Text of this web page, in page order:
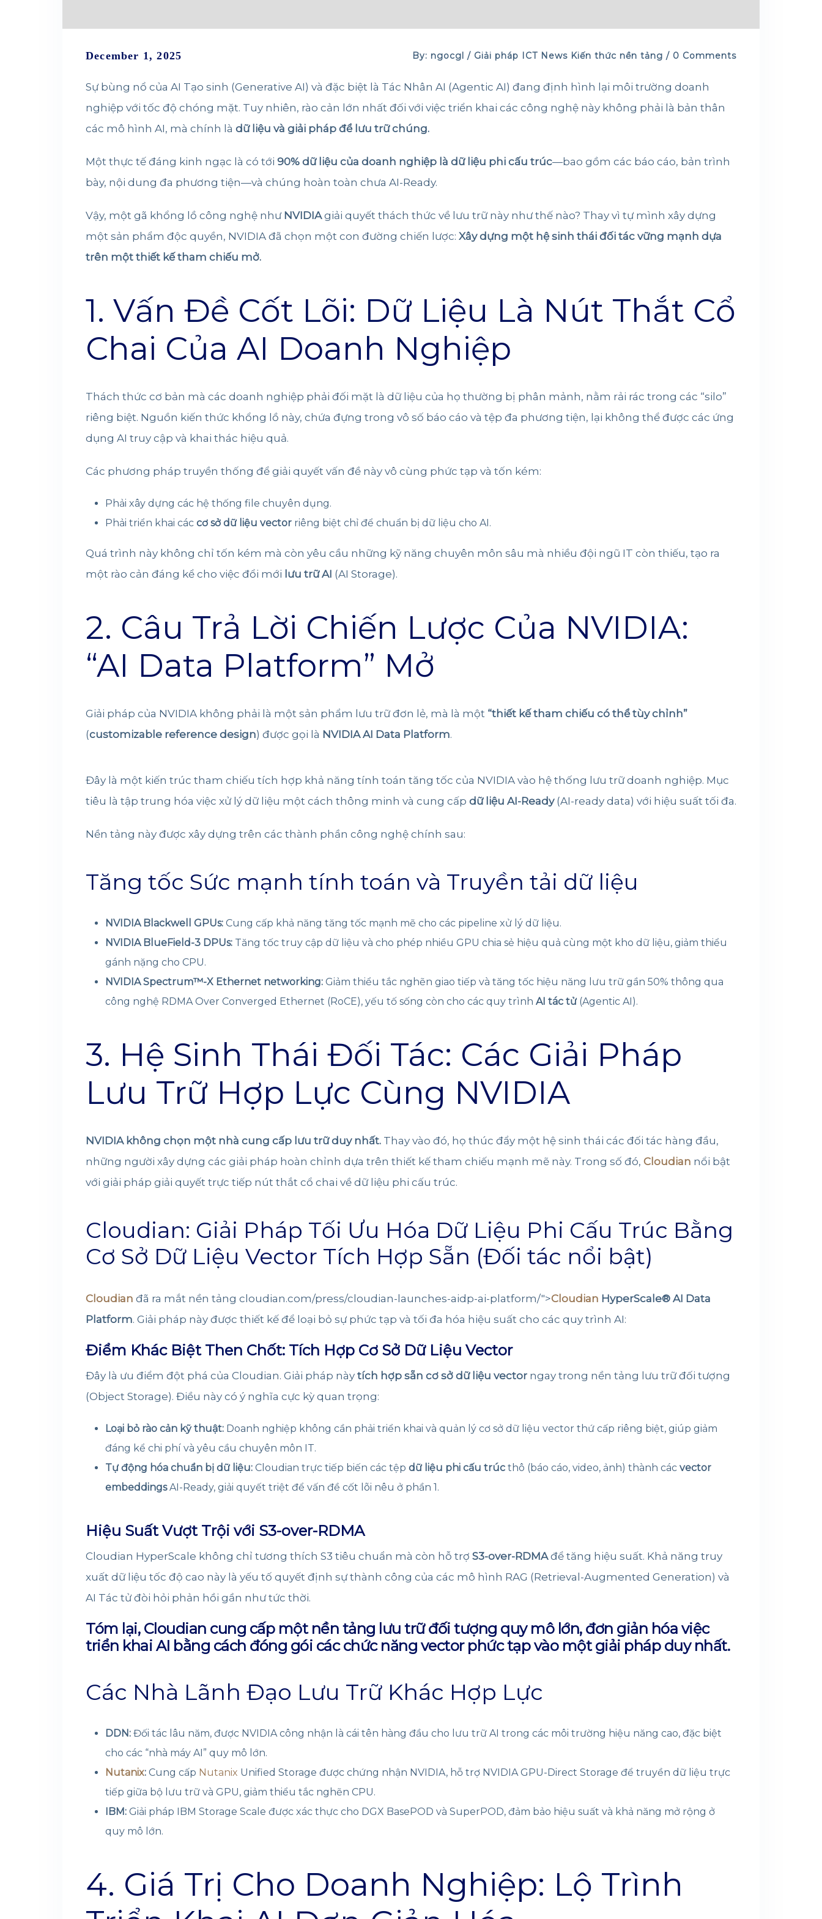
December 1, 2025 By: ngocgl / Giải pháp ICT News Kiến thức nền tảng / 0 Comments
Sự bùng nổ của AI Tạo sinh (Generative AI) và đặc biệt là Tác Nhân AI (Agentic AI) đang định hình lại môi trường doanh
nghiệp với tốc độ chóng mặt. Tuy nhiên, rào cản lớn nhất đối với việc triển khai các công nghệ này không phải là bản thân
các mô hình AI, mà chính là dữ liệu và giải pháp để lưu trữ chúng.
Một thực tế đáng kinh ngạc là có tới 90% dữ liệu của doanh nghiệp là dữ liệu phi cấu trúc—bao gồm các báo cáo, bản trình
bày, nội dung đa phương tiện—và chúng hoàn toàn chưa AI-Ready.
Vậy, một gã khổng lồ công nghệ như NVIDIAgiải quyết thách thức về lưu trữ này như thế nào? Thay vì tự mình xây dựng
một sản phẩm độc quyền, NVIDIA đã chọn một con đường chiến lược: Xây dựng một hệ sinh thái đối tác vững mạnh dựa
trên một thiết kế tham chiếu mở.
1. Vấn Đề Cốt Lõi: Dữ Liệu Là Nút Thắt Cổ
Chai Của AI Doanh Nghiệp
Thách thức cơ bản mà các doanh nghiệp phải đối mặt là dữ liệu của họ thường bị phân mảnh, nằm rải rác trong các “silo”
riêng biệt. Nguồn kiến thức khổng lồ này, chứa đựng trong vô số báo cáo và tệp đa phương tiện, lại không thể được các ứng
dụng AI truy cập và khai thác hiệu quả.
Các phương pháp truyền thống để giải quyết vấn đề này vô cùng phức tạp và tốn kém:
Phải xây dựng các hệ thống file chuyên dụng.
Phải triển khai các cơ sở dữ liệu vector riêng biệt chỉ để chuẩn bị dữ liệu cho AI.
Quá trình này không chỉ tốn kém mà còn yêu cầu những kỹ năng chuyên môn sâu mà nhiều đội ngũ IT còn thiếu, tạo ra
một rào cản đáng kể cho việc đổi mới lưu trữ AI (AI Storage).
2. Câu Trả Lời Chiến Lược Của NVIDIA:
“AI Data Platform” Mở
Giải pháp của NVIDIA không phải là một sản phẩm lưu trữ đơn lẻ, mà là một “thiết kế tham chiếu có thể tùy chỉnh”
(customizable reference design) được gọi là NVIDIA AI Data Platform.
Đây là một kiến trúc tham chiếu tích hợp khả năng tính toán tăng tốc của NVIDIA vào hệ thống lưu trữ doanh nghiệp. Mục
tiêu là tập trung hóa việc xử lý dữ liệu một cách thông minh và cung cấp dữ liệu AI-Ready(AI-ready data) với hiệu suất tối đa.
Nền tảng này được xây dựng trên các thành phần công nghệ chính sau:
Tăng tốc Sức mạnh tính toán và Truyền tải dữ liệu
NVIDIA Blackwell GPUs: Cung cấp khả năng tăng tốc mạnh mẽ cho các pipeline xử lý dữ liệu.
NVIDIA BlueField-3 DPUs: Tăng tốc truy cập dữ liệu và cho phép nhiều GPU chia sẻ hiệu quả cùng một kho dữ liệu, giảm thiểu
gánh nặng cho CPU.
NVIDIA Spectrum™-X Ethernet networking: Giảm thiểu tắc nghẽn giao tiếp và tăng tốc hiệu năng lưu trữ gần 50% thông qua
công nghệ RDMA Over Converged Ethernet (RoCE), yếu tố sống còn cho các quy trình AI tác tử(Agentic AI).
3. Hệ Sinh Thái Đối Tác: Các Giải Pháp
Lưu Trữ Hợp Lực Cùng NVIDIA
NVIDIA không chọn một nhà cung cấp lưu trữ duy nhất. Thay vào đó, họ thúc đẩy một hệ sinh thái các đối tác hàng đầu,
những người xây dựng các giải pháp hoàn chỉnh dựa trên thiết kế tham chiếu mạnh mẽ này. Trong số đó, Cloudian nổi bật
với giải pháp giải quyết trực tiếp nút thắt cổ chai về dữ liệu phi cấu trúc.
Cloudian: Giải Pháp Tối Ưu Hóa Dữ Liệu Phi Cấu Trúc Bằng
Cơ Sở Dữ Liệu Vector Tích Hợp Sẵn (Đối tác nổi bật)
Cloudian đã ra mắt nền tảng cloudian.com/press/cloudian-launches-aidp-ai-platform/">Cloudian HyperScale® AI Data
Platform. Giải pháp này được thiết kế để loại bỏ sự phức tạp và tối đa hóa hiệu suất cho các quy trình AI:
Điểm Khác Biệt Then Chốt: Tích Hợp Cơ Sở Dữ Liệu Vector
Đây là ưu điểm đột phá của Cloudian. Giải pháp này tích hợp sẵn cơ sở dữ liệu vector ngay trong nền tảng lưu trữ đối tượng
(Object Storage). Điều này có ý nghĩa cực kỳ quan trọng:
Loại bỏ rào cản kỹ thuật: Doanh nghiệp không cần phải triển khai và quản lý cơ sở dữ liệu vector thứ cấp riêng biệt, giúp giảm
đáng kể chi phí và yêu cầu chuyên môn IT.
Tự động hóa chuẩn bị dữ liệu: Cloudian trực tiếp biến các tệp dữ liệu phi cấu trúc thô (báo cáo, video, ảnh) thành các vector
embeddingsAI-Ready, giải quyết triệt để vấn đề cốt lõi nêu ở phần 1.
Hiệu Suất Vượt Trội với S3-over-RDMA
Cloudian HyperScale không chỉ tương thích S3 tiêu chuẩn mà còn hỗ trợ S3-over-RDMAđể tăng hiệu suất. Khả năng truy
xuất dữ liệu tốc độ cao này là yếu tố quyết định sự thành công của các mô hình RAG (Retrieval-Augmented Generation) và
AI Tác tử đòi hỏi phản hồi gần như tức thời.
Tóm lại, Cloudian cung cấp một nền tảng lưu trữ đối tượng quy mô lớn, đơn giản hóa việc
triển khai AI bằng cách đóng gói các chức năng vector phức tạp vào một giải pháp duy nhất.
Các Nhà Lãnh Đạo Lưu Trữ Khác Hợp Lực
DDN: Đối tác lâu năm, được NVIDIA công nhận là cái tên hàng đầu cho lưu trữ AI trong các môi trường hiệu năng cao, đặc biệt
cho các “nhà máy AI” quy mô lớn.
Nutanix: Cung cấp Nutanix Unified Storage được chứng nhận NVIDIA, hỗ trợ NVIDIA GPU-Direct Storage để truyền dữ liệu trực
tiếp giữa bộ lưu trữ và GPU, giảm thiểu tắc nghẽn CPU.
IBM: Giải pháp IBM Storage Scale được xác thực cho DGX BasePOD và SuperPOD, đảm bảo hiệu suất và khả năng mở rộng ở
quy mô lớn.
4. Giá Trị Cho Doanh Nghiệp: Lộ Trình